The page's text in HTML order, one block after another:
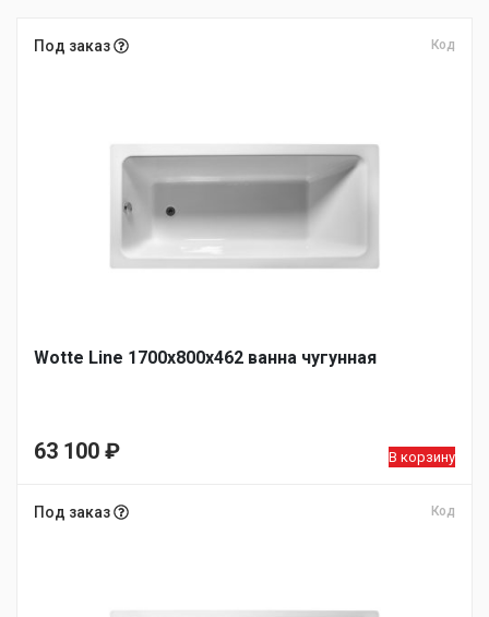
Под заказ Код
Wotte Line 1700х800х462 ванна чугунная
63 100 ₽ В корзину
Под заказ Код